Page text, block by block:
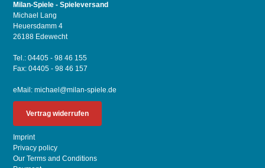
Milan-Spiele - Spieleversand
Michael Lang
Heuersdamm 4
26188 Edewecht
Tel.: 04405 - 98 46 155
Fax: 04405 - 98 46 157
eMail:michael@milan-spiele.de
Vertrag widerrufen
Imprint
Privacy policy
Our Terms and Conditions